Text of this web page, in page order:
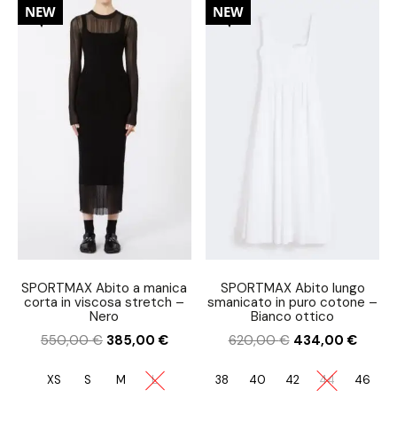
30%
NEW
SPORTMAX Abito a manica
corta in viscosa stretch –
Nero
550,00€ 385,00€
XS S M L
30%
NEW
SPORTMAX Abito lungo
smanicato in puro cotone –
Bianco ottico
620,00€ 434,00€
38 40 42 44 46